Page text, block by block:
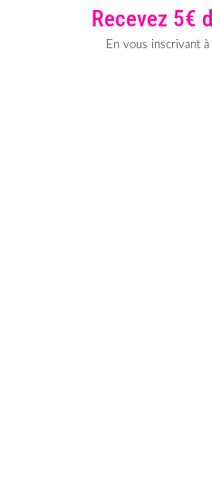
Recevez 5€
En vous inscrivant